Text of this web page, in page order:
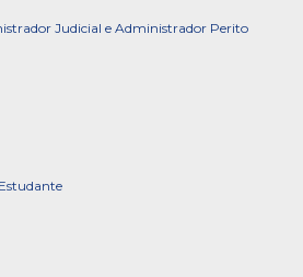
Judicial e Administrador Perito